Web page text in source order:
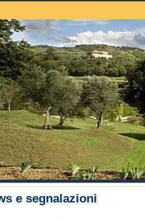
18 buche
e segnalazioni